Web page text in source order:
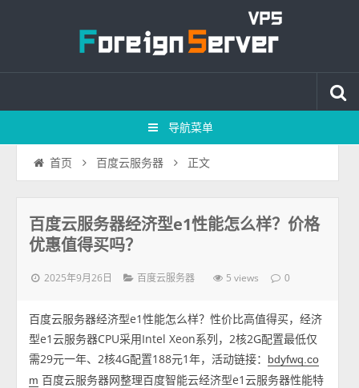
导航菜单
首页 百度云服务器 正文
百度云服务器经济型e1性能怎么样？价格
优惠值得买吗？
2025年9月26日 百度云服务器 5 views 0
百度云服务器经济型e1性能怎么样？性价比高值得买，经济
型e1云服务器CPU采用Intel Xeon系列，2核2G配置最低仅
需29元一年、2核4G配置188元1年，活动链接：
bdyfwq.co
m 百度云服务器网整理百度智能云经济型e1云服务器性能特